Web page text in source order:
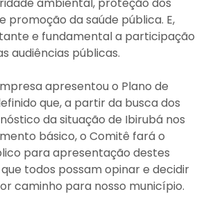
promoção da saúde pública. E,
e fundamental a participação
audiências públicas.
apresentou o Plano de
que, a partir da busca dos
da situação de Ibirubá nos
básico, o Comitê fará o
para apresentação destes
todos possam opinar e decidir
caminho para nosso município.